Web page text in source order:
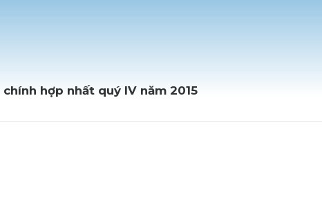
hợp nhất quý IV năm 2015